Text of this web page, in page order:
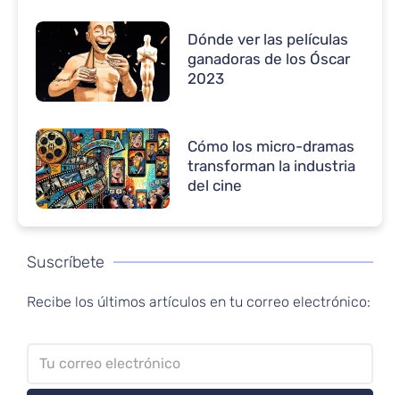
Dónde ver las películas
ganadoras de los Óscar
2023
Cómo los micro-dramas
transforman la industria
del cine
Suscríbete
Recibe los últimos artículos en tu correo electrónico: